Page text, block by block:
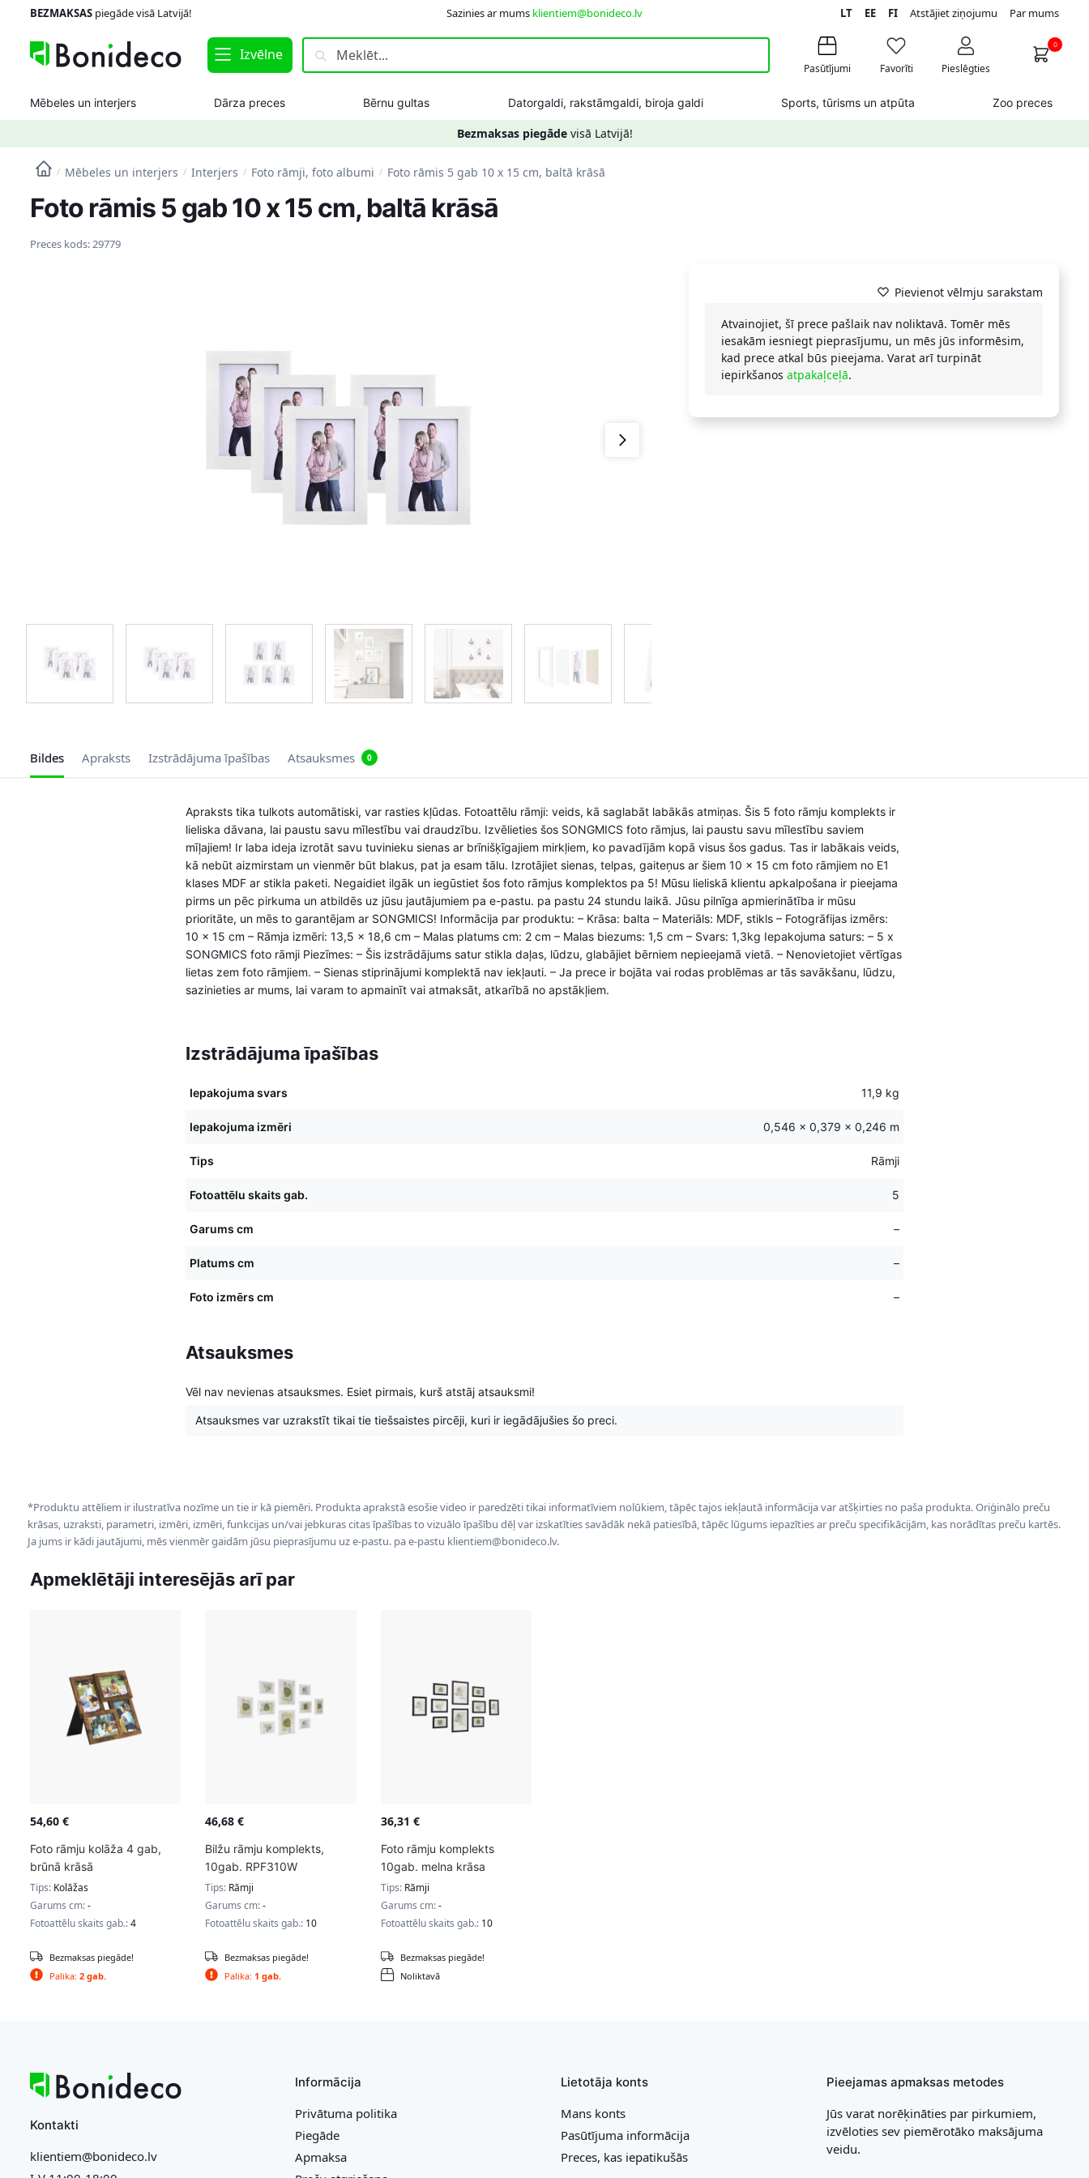
navigation
content
BEZMAKSASpiegāde visā Latvijā! Sazinies ar mums klientiem@bonideco.lv LT EE FIAtstājiet ziņojumu Par mums
Izvēlne
Meklēt:
Pasūtījumi Favorīti Pieslēgties
0
Mēbeles un interjers Dārza preces Bērnu gultas Datorgaldi, rakstāmgaldi, biroja galdi Sports, tūrisms un atpūta Zoo preces
Bezmaksas piegādevisā Latvijā!
/ Mēbeles un interjers / Interjers / Foto rāmji, foto albumi / Foto rāmis 5 gab 10 x 15 cm, baltā krāsā
Foto rāmis 5 gab 10 x 15 cm, baltā krāsā
Preces kods:29779
Pievienot vēlmju sarakstam
Atvainojiet, šī prece pašlaik nav noliktavā. Tomēr mēs
iesakām iesniegt pieprasījumu, un mēs jūs informēsim,
kad prece atkal būs pieejama. Varat arī turpināt
iepirkšanos atpakaļceļā.
Bildes Apraksts Izstrādājuma īpašības Atsauksmes 0
Apraksts tika tulkots automātiski, var rasties kļūdas. Fotoattēlu rāmji: veids, kā saglabāt labākās atmiņas. Šis 5 foto rāmju komplekts ir
lieliska dāvana, lai paustu savu mīlestību vai draudzību. Izvēlieties šos SONGMICS foto rāmjus, lai paustu savu mīlestību saviem
mīļajiem! Ir laba ideja izrotāt savu tuvinieku sienas ar brīnišķīgajiem mirkļiem, ko pavadījām kopā visus šos gadus. Tas ir labākais veids,
kā nebūt aizmirstam un vienmēr būt blakus, pat ja esam tālu. Izrotājiet sienas, telpas, gaiteņus ar šiem 10 x 15 cm foto rāmjiem no E1
klases MDF ar stikla paketi. Negaidiet ilgāk un iegūstiet šos foto rāmjus komplektos pa 5! Mūsu lieliskā klientu apkalpošana ir pieejama
pirms un pēc pirkuma un atbildēs uz jūsu jautājumiem pa e-pastu. pa pastu 24 stundu laikā. Jūsu pilnīga apmierinātība ir mūsu
prioritāte, un mēs to garantējam ar SONGMICS! Informācija par produktu: – Krāsa: balta – Materiāls: MDF, stikls – Fotogrāfijas izmērs:
10 x 15 cm – Rāmja izmēri: 13,5 x 18,6 cm – Malas platums cm: 2 cm – Malas biezums: 1,5 cm – Svars: 1,3kg Iepakojuma saturs: – 5 x
SONGMICS foto rāmji Piezīmes: – Šis izstrādājums satur stikla daļas, lūdzu, glabājiet bērniem nepieejamā vietā. – Nenovietojiet vērtīgas
lietas zem foto rāmjiem. – Sienas stiprinājumi komplektā nav iekļauti. – Ja prece ir bojāta vai rodas problēmas ar tās savākšanu, lūdzu,
sazinieties ar mums, lai varam to apmainīt vai atmaksāt, atkarībā no apstākļiem.
Izstrādājuma īpašības
Iepakojuma svars 11,9 kg
Iepakojuma izmēri 0,546 × 0,379 × 0,246 m
Tips Rāmji
Fotoattēlu skaits gab. 5
Garums cm –
Platums cm –
Foto izmērs cm –
Atsauksmes
Vēl nav nevienas atsauksmes. Esiet pirmais, kurš atstāj atsauksmi!
Atsauksmes var uzrakstīt tikai tie tiešsaistes pircēji, kuri ir iegādājušies šo preci.
*Produktu attēliem ir ilustratīva nozīme un tie ir kā piemēri. Produkta aprakstā esošie video ir paredzēti tikai informatīviem nolūkiem, tāpēc tajos iekļautā informācija var atšķirties no paša produkta. Oriģinālo preču
krāsas, uzraksti, parametri, izmēri, izmēri, funkcijas un/vai jebkuras citas īpašības to vizuālo īpašību dēļ var izskatīties savādāk nekā patiesībā, tāpēc lūgums iepazīties ar preču specifikācijām, kas norādītas preču kartēs.
Ja jums ir kādi jautājumi, mēs vienmēr gaidām jūsu pieprasījumu uz e-pastu. pa e-pastu klientiem@bonideco.lv.
Apmeklētāji interesējās arī par
54,60 €
Foto rāmju kolāža 4 gab,
brūnā krāsā
Tips: Kolāžas
Garums cm:-
Fotoattēlu skaits gab.:4
Palika: 2 gab.
Bezmaksas piegāde!
46,68€
Bilžu rāmju komplekts,
10gab. RPF310W
Tips: Rāmji
Garums cm:-
Fotoattēlu skaits gab.: 10
Palika:1 gab.
Bezmaksas piegāde!
36,31 €
Foto rāmju komplekts
10gab. melna krāsa
Tips: Rāmji
Garums cm:-
Fotoattēlu skaits gab.: 10
Noliktavā
Bezmaksas piegāde!
Kontakti
klientiem@bonideco.lv
Informācija
Privātuma politika
Piegāde
Apmaksa
Lietotāja konts
Mans konts
Pasūtījuma informācija
Preces, kas iepatikušās
Pieejamas apmaksas metodes
Jūs varat norēķināties par pirkumiem,
izvēloties sev piemērotāko maksājuma
veidu.